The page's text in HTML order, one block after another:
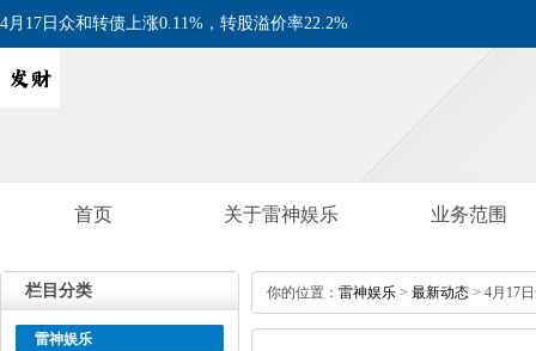
4月17日众和转债上涨0.11%，转股溢价率22.2%
首页 关于雷神娱乐 业务范围
栏目分类
雷神娱乐
你的位置： 雷神娱乐 > 最新动态 >4月17